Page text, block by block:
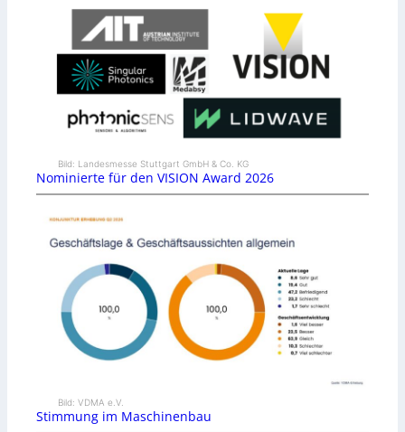
Bild: Landesmesse Stuttgart GmbH & Co. KG
Nominierte für den VISION Award 2026
Bild: VDMA e.V.
Stimmung im Maschinenbau